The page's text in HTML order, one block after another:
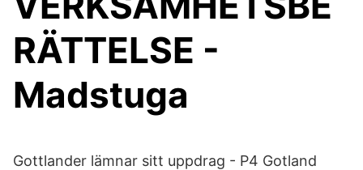
RÄTTELSE -
Madstuga
Gottlander lämnar sitt uppdrag - P4 Gotland